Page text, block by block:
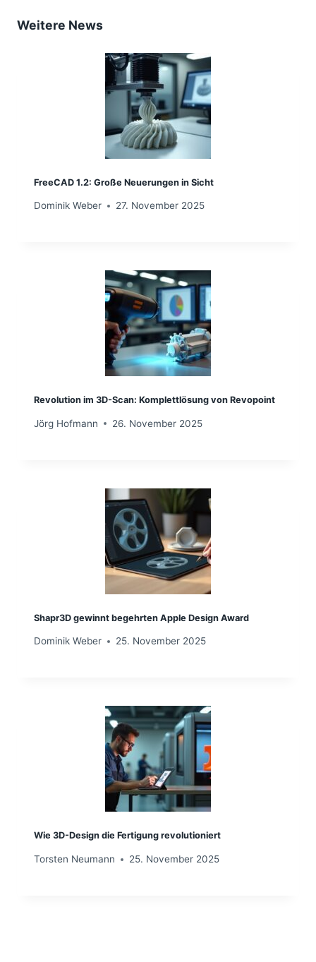
Weitere News
FreeCAD 1.2: Große Neuerungen in Sicht
Dominik Weber 27. November 2025
Revolution im 3D-Scan: Komplettlösung von Revopoint
Jörg Hofmann 26. November 2025
Shapr3D gewinnt begehrten Apple Design Award
Dominik Weber 25. November 2025
Wie 3D-Design die Fertigung revolutioniert
Torsten Neumann 25. November 2025